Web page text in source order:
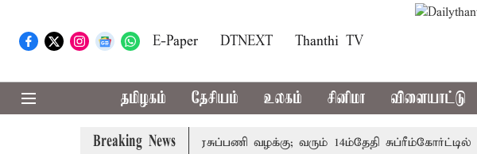
E-Paper DTNEXT Thanthi TV
தமிழகம் தேசியம் உலகம் சினிமா விளையாட்டு
Breaking News
குடும்பத்தினருக்கு அரசுப்பணி வழக்கு; வரும் 14ம்தேதி சுப்ரீம்கோர்ட்டில்